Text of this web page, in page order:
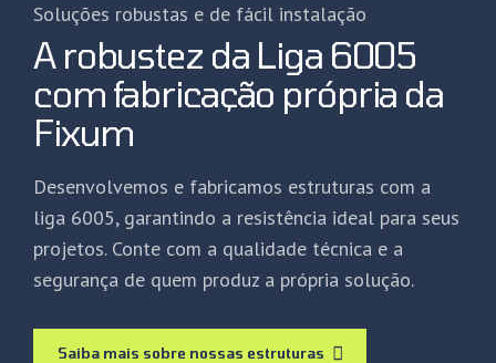
Soluções robustas e de fácil instalação
A robustez da Liga 6005
com fabricação própria da
Fixum
Desenvolvemos e fabricamos estruturas com a
liga 6005, garantindo a resistência ideal para seus
projetos. Conte com a qualidade técnica e a
segurança de quem produz a própria solução.
Saiba mais sobre nossas estruturas